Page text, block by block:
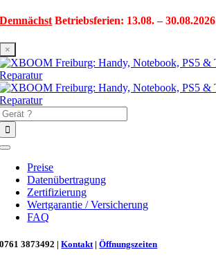
Zum
springen
Demnächst Betriebsferien: 13.08. – 30.08.2026
×
Toggle
Navigation
Preise
Datenübertragung
Zertifizierung
Wertgarantie / Versicherung
FAQ
0761 3873492 |Kontakt |Öffnungszeiten